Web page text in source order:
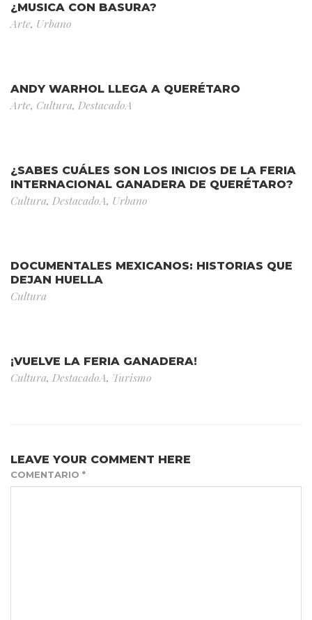
¿MUSICA CON BASURA?
Arte, Urbano
ANDY WARHOL LLEGA A QUERÉTARO
Arte, Cultura, DestacadoA
¿SABES CUÁLES SON LOS INICIOS DE LA FERIA
INTERNACIONAL GANADERA DE QUERÉTARO?
Cultura, DestacadoA, Urbano
DOCUMENTALES MEXICANOS: HISTORIAS QUE
DEJAN HUELLA
Cultura
¡VUELVE LA FERIA GANADERA!
Cultura, DestacadoA, Turismo
LEAVE YOUR COMMENT HERE
COMENTARIO *